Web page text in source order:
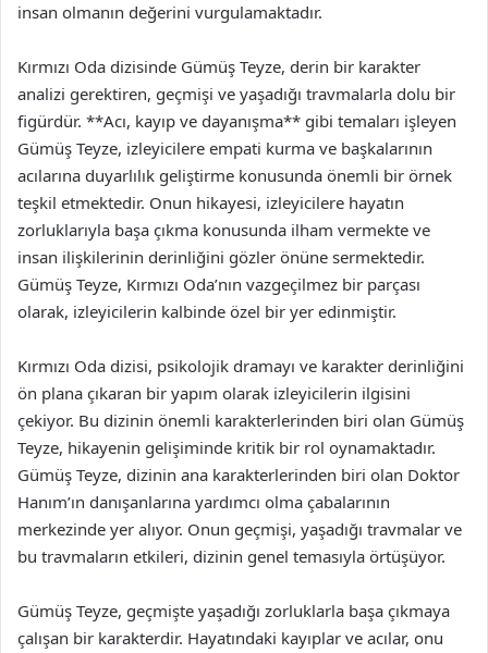
insan olmanın değerini vurgulamaktadır.
Kırmızı Oda dizisinde Gümüş Teyze, derin bir karakter
analizi gerektiren, geçmişi ve yaşadığı travmalarla dolu bir
figürdür. **Acı, kayıp ve dayanışma** gibi temaları işleyen
Gümüş Teyze, izleyicilere empati kurma ve başkalarının
acılarına duyarlılık geliştirme konusunda önemli bir örnek
teşkil etmektedir. Onun hikayesi, izleyicilere hayatın
zorluklarıyla başa çıkma konusunda ilham vermekte ve
insan ilişkilerinin derinliğini gözler önüne sermektedir.
Gümüş Teyze, Kırmızı Oda’nın vazgeçilmez bir parçası
olarak, izleyicilerin kalbinde özel bir yer edinmiştir.
Kırmızı Oda dizisi, psikolojik dramayı ve karakter derinliğini
ön plana çıkaran bir yapım olarak izleyicilerin ilgisini
çekiyor. Bu dizinin önemli karakterlerinden biri olan Gümüş
Teyze, hikayenin gelişiminde kritik bir rol oynamaktadır.
Gümüş Teyze, dizinin ana karakterlerinden biri olan Doktor
Hanım’ın danışanlarına yardımcı olma çabalarının
merkezinde yer alıyor. Onun geçmişi, yaşadığı travmalar ve
bu travmaların etkileri, dizinin genel temasıyla örtüşüyor.
Gümüş Teyze, geçmişte yaşadığı zorluklarla başa çıkmaya
çalışan bir karakterdir. Hayatındaki kayıplar ve acılar, onu